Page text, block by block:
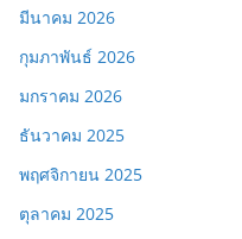
มีนาคม 2026
กุมภาพันธ์ 2026
มกราคม 2026
ธันวาคม 2025
พฤศจิกายน 2025
ตุลาคม 2025